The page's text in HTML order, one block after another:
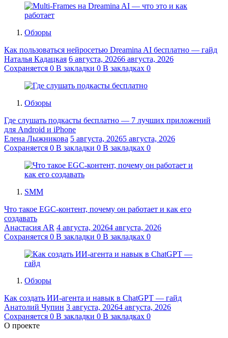
Обзоры
Как пользоваться нейросетью Dreamina AI бесплатно — гайд
Наталья Кадацкая 6 августа, 20266 августа, 2026
Сохраняется 0 В закладки 0 В закладках 0
Обзоры
Где слушать подкасты бесплатно — 7 лучших приложений
для Android и iPhone
Елена Лыжникова 5 августа, 20265 августа, 2026
Сохраняется 0 В закладки 0 В закладках 0
SMM
Что такое EGC-контент, почему он работает и как его
создавать
Анастасия AR 4 августа, 20264 августа, 2026
Сохраняется 0 В закладки 0 В закладках 0
Обзоры
Как создать ИИ-агента и навык в ChatGPT — гайд
Анатолий Чупин 3 августа, 20264 августа, 2026
Сохраняется 0 В закладки 0 В закладках 0
О проекте